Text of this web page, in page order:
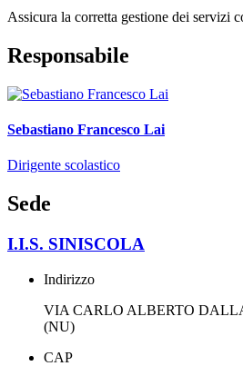
Assicura la corretta gestione dei servizi
Responsabile
Sebastiano Francesco Lai
Dirigente scolastico
Sede
I.I.S. SINISCOLA
Indirizzo
VIA CARLO ALBERTO
(NU)
CAP